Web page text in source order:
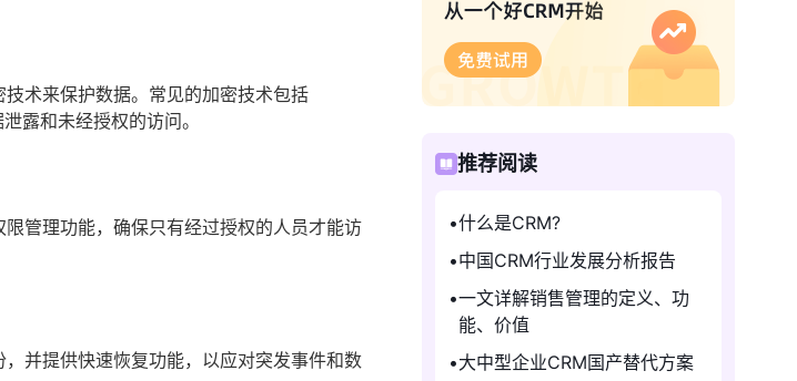
术来保护数据。常见的加密技术包括
露和未经授权的访问。
管理功能，确保只有经过授权的人员才能访
并提供快速恢复功能，以应对突发事件和数
推荐阅读
什么是CRM?
中国CRM行业发展分析报告
一文详解销售管理的定义、功
能、价值
大中型企业CRM国产替代方案